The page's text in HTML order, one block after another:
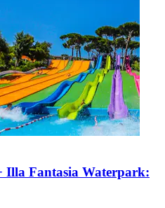
Illa Fantasia Waterpark: